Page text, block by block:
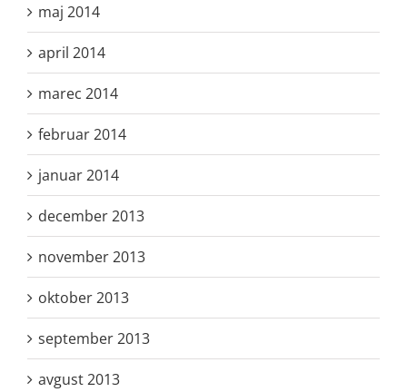
maj 2014
april 2014
marec 2014
februar 2014
januar 2014
december 2013
november 2013
oktober 2013
september 2013
avgust 2013